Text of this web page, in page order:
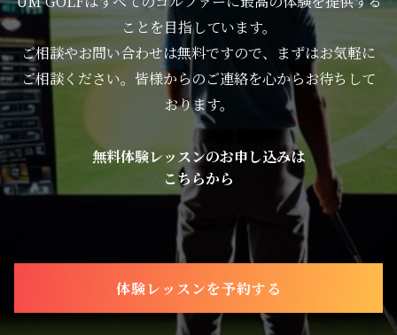
ことを目指しています。
ご相談やお問い合わせは無料ですので、まずはお気軽に
ご相談ください。皆様からのご連絡を心からお待ちして
おります。
無料体験レッスンのお申し込みは
こちらから
体験レッスンを予約する